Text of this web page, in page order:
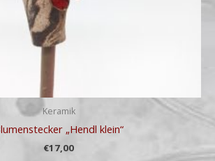
Keramik
„Hendl klein“
€17,00